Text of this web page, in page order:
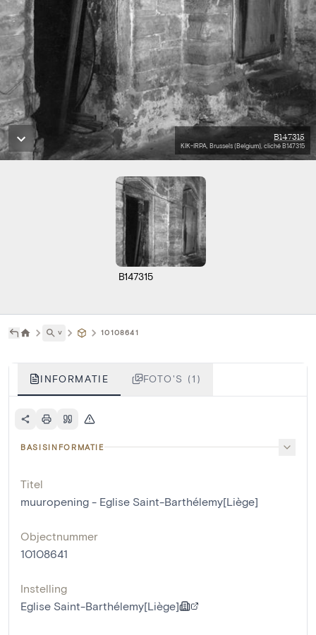
B147315
KIK-IRPA, Brussels (Belgium), cliché B147315
B147315
˅ 10108641
INFORMATIE FOTO'S (1)
BASISINFORMATIE
Titel
muuropening - Eglise Saint-Barthélemy[Liège]
Objectnummer
10108641
Instelling
Eglise Saint-Barthélemy[Liège]